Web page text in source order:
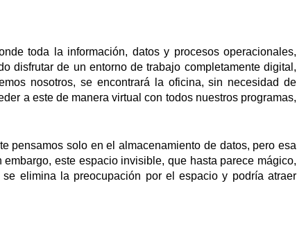
toda la información, datos y procesos operacionales,
disfrutar de un entorno de trabajo completamente digital,
nosotros, se encontrará la oficina, sin necesidad de
a este de manera virtual con todos nuestros programas,
pensamos solo en el almacenamiento de datos, pero esa
este espacio invisible, que hasta parece mágico,
elimina la preocupación por el espacio y podría atraer